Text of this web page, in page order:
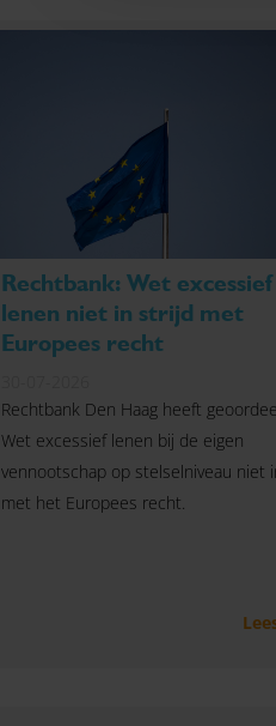
Rechtbank: Wet excessief
lenen niet in strijd met
Europees recht
Rechtbank Den Haag heeft
Wet excessief lenen bij de eigen
vennootschap op stelselniveau niet
met het Europees recht.